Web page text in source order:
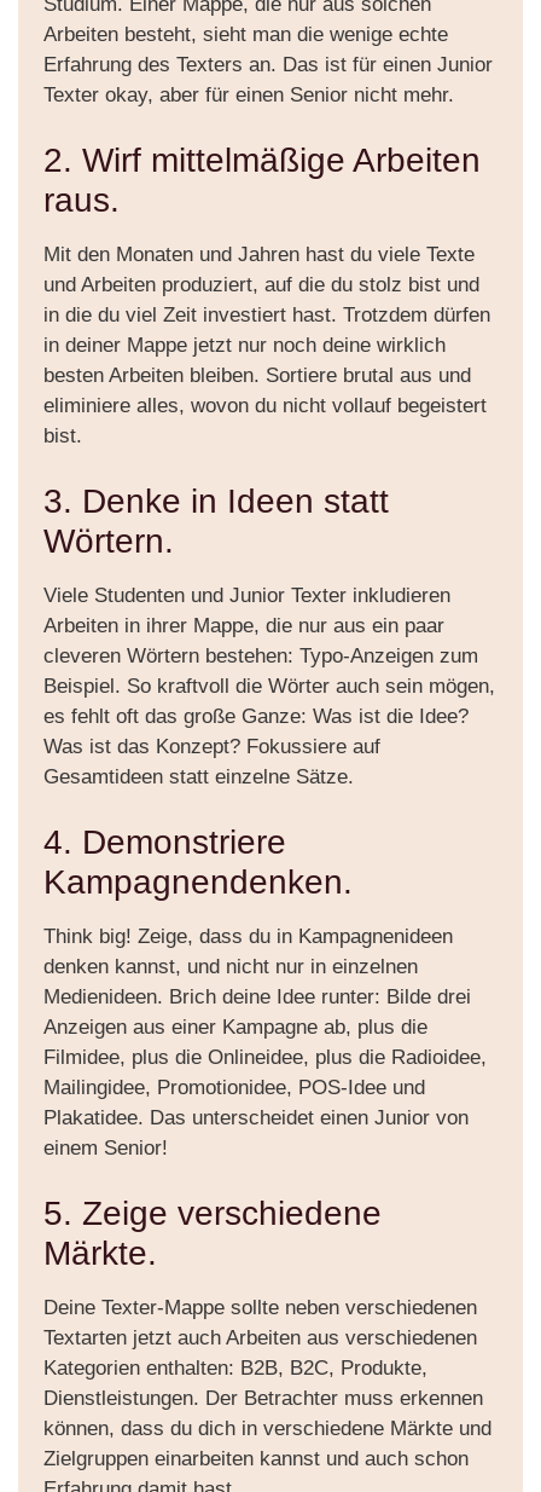
Arbeiten besteht, sieht man die wenige echte
Erfahrung des Texters an. Das ist für einen Junior
Texter okay, aber für einen Senior nicht mehr.
2. Wirf mittelmäßige Arbeiten
raus.
Mit den Monaten und Jahren hast du viele Texte
und Arbeiten produziert, auf die du stolz bist und
in die du viel Zeit investiert hast. Trotzdem dürfen
in deiner Mappe jetzt nur noch deine wirklich
besten Arbeiten bleiben. Sortiere brutal aus und
eliminiere alles, wovon du nicht vollauf begeistert
bist.
3. Denke in Ideen statt
Wörtern.
Viele Studenten und Junior Texter inkludieren
Arbeiten in ihrer Mappe, die nur aus ein paar
cleveren Wörtern bestehen: Typo-Anzeigen zum
Beispiel. So kraftvoll die Wörter auch sein mögen,
es fehlt oft das große Ganze: Was ist die Idee?
Was ist das Konzept? Fokussiere auf
Gesamtideen statt einzelne Sätze.
4. Demonstriere
Kampagnendenken.
Think big! Zeige, dass du in Kampagnenideen
denken kannst, und nicht nur in einzelnen
Medienideen. Brich deine Idee runter: Bilde drei
Anzeigen aus einer Kampagne ab, plus die
Filmidee, plus die Onlineidee, plus die Radioidee,
Mailingidee, Promotionidee, POS-Idee und
Plakatidee. Das unterscheidet einen Junior von
einem Senior!
5. Zeige verschiedene
Märkte.
Deine Texter-Mappe sollte neben verschiedenen
Textarten jetzt auch Arbeiten aus verschiedenen
Kategorien enthalten: B2B, B2C, Produkte,
Dienstleistungen. Der Betrachter muss erkennen
können, dass du dich in verschiedene Märkte und
Zielgruppen einarbeiten kannst und auch schon